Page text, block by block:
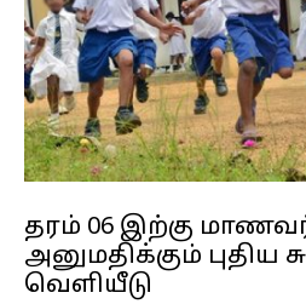
தரம் 06 இற்கு
அனுமதிக்கும் புதிய
வெளியீடு